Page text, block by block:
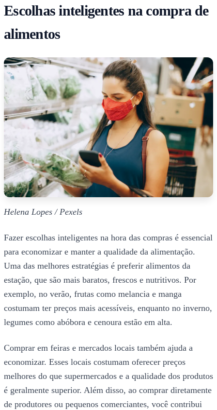
Escolhas inteligentes na compra de
alimentos
Helena Lopes / Pexels
Fazer escolhas inteligentes na hora das compras é essencial
para economizar e manter a qualidade da alimentação.
Uma das melhores estratégias é preferir alimentos da
estação, que são mais baratos, frescos e nutritivos. Por
exemplo, no verão, frutas como melancia e manga
costumam ter preços mais acessíveis, enquanto no inverno,
legumes como abóbora e cenoura estão em alta.
Comprar em feiras e mercados locais também ajuda a
economizar. Esses locais costumam oferecer preços
melhores do que supermercados e a qualidade dos produtos
é geralmente superior. Além disso, ao comprar diretamente
de produtores ou pequenos comerciantes, você contribui